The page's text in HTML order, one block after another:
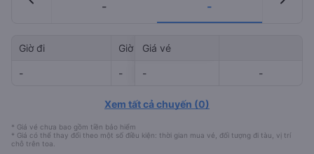
- -
Giờ đi Giờ đếnGiá vé
- - - -
-
Xem tất cả chuyến (0)
* Giá vé chưa bao gồm tiền bảo hiểm
* Giá có thể thay đổi theo một số điều kiện: thời gian mua vé, đối tượng đi tàu, vị trí
chỗ trên toa.